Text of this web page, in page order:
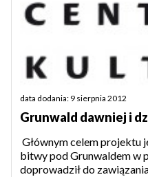
data dodania: 9 sierpnia 2012
Grunwald dawniej i
Głównym celem projektu
bitwy pod Grunwaldem w
doprowadził do